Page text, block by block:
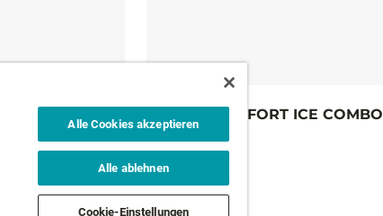
ICE COMBO HYBRID COMFORT ICE COMBO
NEWSLETTER
Alle Cookies akzeptieren
Alle ablehnen
Cookie-Einstellungen